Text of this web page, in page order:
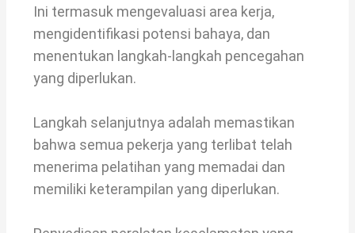
Ini termasuk mengevaluasi area kerja,
mengidentifikasi potensi bahaya, dan
menentukan langkah-langkah pencegahan
yang diperlukan.
Langkah selanjutnya adalah memastikan
bahwa semua pekerja yang terlibat telah
menerima pelatihan yang memadai dan
memiliki keterampilan yang diperlukan.